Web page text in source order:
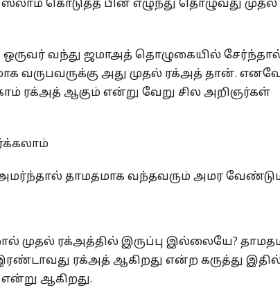
கொடுத்த பின் எழுந்து தொழுவது
வந்து ஜமாஅத் தொழுகையில்
வருபவருக்கு அது முதல் ரக்அத் தான்.
ரக்அத் ஆகும் என்று வேறு சில அறிஞர்கள்
தாமதமாக வந்தவரும் அமர
முதல் ரக்அத்தில் இருப்பு இல்லையே?
ரக்அத் ஆகிறது என்ற கருத்து இதில்
என்று ஆகிறது.